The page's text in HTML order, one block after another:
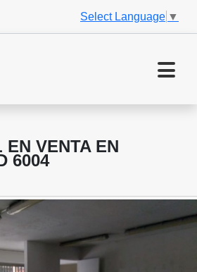
Select Language ▼
VENTA EN
6004